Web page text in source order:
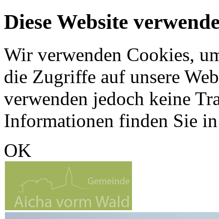
Diese Website
Wir verwenden Cookies,
die Zugriffe auf unsere
verwenden jedoch keine
Informationen finden Sie
OK